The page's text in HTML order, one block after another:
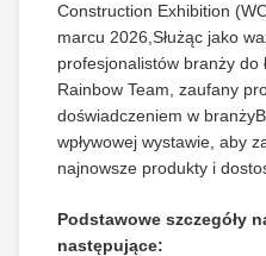
Construction Exhibition
marcu 2026,Służąc jako
profesjonalistów branży do
Rainbow Team, zaufany
doświadczeniem w
wpływowej wystawie, aby
najnowsze produkty i
Podstawowe szczegóły
następujące: